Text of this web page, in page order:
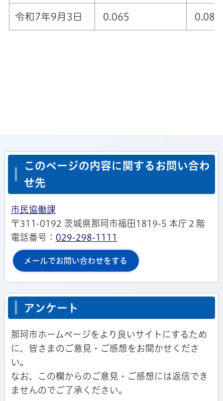
令和7年9月3日 0.065 0.082
このページの内容に関するお問い合わ
せ先
市民協働課
〒311-0192 茨城県那珂市福田1819-5 本庁２階
電話番号： 029-298-1111
メールでお問い合わせをする
アンケート
那珂市ホームページをより良いサイトにするため
に、皆さまのご意見・ご感想をお聞かせくださ
い。
なお、この欄からのご意見・ご感想には返信でき
ませんのでご了承ください。